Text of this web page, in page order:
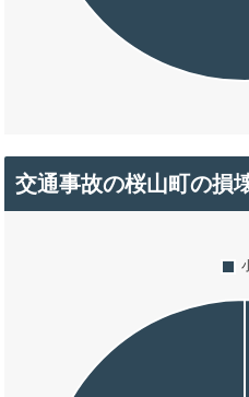
交通事故の桜山町の損